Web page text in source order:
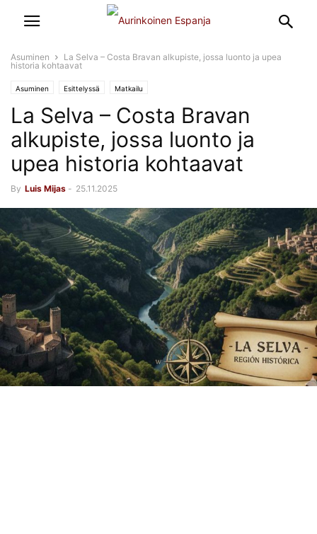
Asuminen
La Selva – Costa Bravan alkupiste, jossa luonto ja upea
historia kohtaavat
Asuminen Esittelyssä Matkailu
La Selva – Costa Bravan
alkupiste, jossa luonto ja
upea historia kohtaavat
By Luis Mijas - 25.11.2025